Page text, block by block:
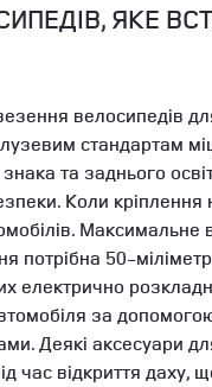
ЯКЕ
велосипедів
стандартам
та заднього
Коли
Максимальне
потрібна 50-
електрично
за допомогою
Деякі аксесуари
час відкриття даху,